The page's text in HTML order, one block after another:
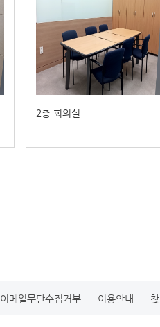
2층 회의실
이메일무단수집거부 이용안내